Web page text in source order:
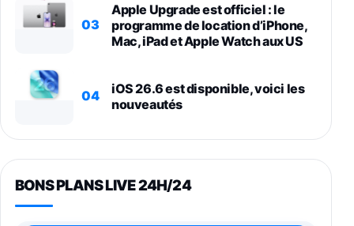
03
Apple Upgrade est officiel : le
programme de location d’iPhone,
Mac, iPad et Apple Watch aux US
04
iOS 26.6 est disponible, voici les
nouveautés
BONS PLANS LIVE 24H/24